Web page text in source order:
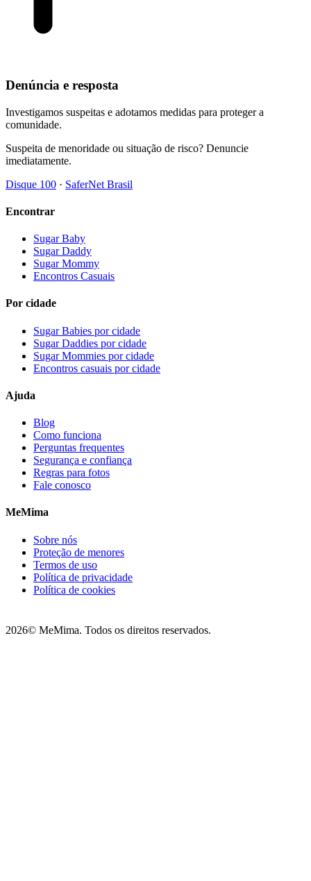
Denúncia e resposta
Investigamos suspeitas e adotamos medidas para proteger a
comunidade.
Suspeita de menoridade ou situação de risco? Denuncie
imediatamente.
Disque 100 · SaferNet Brasil
Encontrar
Sugar Baby
Sugar Daddy
Sugar Mommy
Encontros Casuais
Por cidade
Sugar Babies por cidade
Sugar Daddies por cidade
Sugar Mommies por cidade
Encontros casuais por cidade
Ajuda
Blog
Como funciona
Perguntas frequentes
Segurança e confiança
Regras para fotos
Fale conosco
MeMima
Sobre nós
Proteção de menores
Termos de uso
Política de privacidade
Política de cookies
2026© MeMima. Todos os direitos reservados.